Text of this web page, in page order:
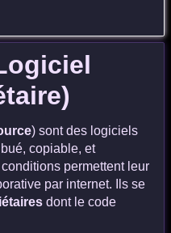
) sont des logiciels
copiable, et
permettent leur
par internet. Ils se
dont le code